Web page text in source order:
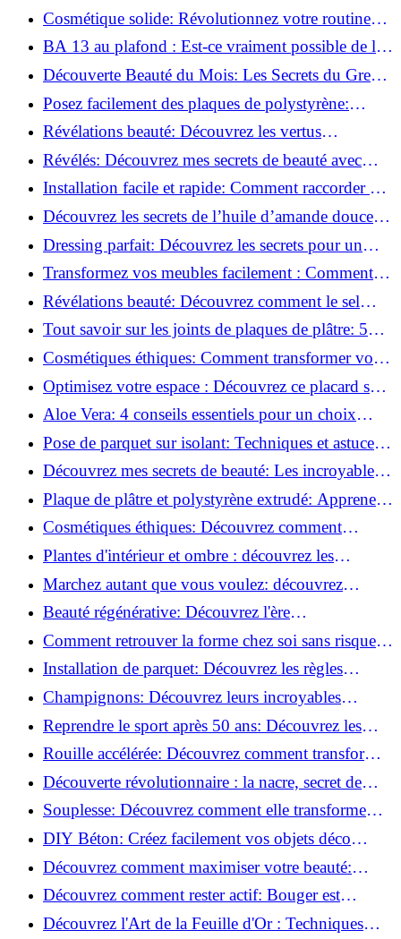
astuces incontournables!
Cosmétique solide: Révolutionnez votre routine
beauté pour zéro déchet!
BA 13 au plafond : Est-ce vraiment possible de les
coller ?
Découverte Beauté du Mois: Les Secrets du Green
Glamour !
Posez facilement des plaques de polystyrène:
Transformez votre plafond sans effort !
Révélations beauté: Découvrez les vertus
insoupçonnées de l'huile de coco!
Révélés: Découvrez mes secrets de beauté avec
l'huile de ricin!
Installation facile et rapide: Comment raccorder un
luminaire au plafond!
Découvrez les secrets de l’huile d’amande douce :
Pourquoi vous devez l'adopter!
Dressing parfait: Découvrez les secrets pour un
rangement optimal!
Transformez vos meubles facilement : Comment
installer des roulettes en un clin d'œil !
Révélations beauté: Découvrez comment le sel
transforme votre routine!
Tout savoir sur les joints de plaques de plâtre: 5
questions clés pour comprendre les fissures!
Cosmétiques éthiques: Comment transformer votre
routine beauté!
Optimisez votre espace : Découvrez ce placard sous
rampant à portes coulissantes!
Aloe Vera: 4 conseils essentiels pour un choix
parfait!
Pose de parquet sur isolant: Techniques et astuces
pour un sol parfait!
Découvrez mes secrets de beauté: Les incroyables
vertus du raisin!
Plaque de plâtre et polystyrène extrudé: Apprenez
à les coller efficacement!
Cosmétiques éthiques: Découvrez comment
transformer votre routine beauté!
Plantes d'intérieur et ombre : découvrez les
meilleures pour votre maison !
Marchez autant que vous voulez: découvrez
pourquoi c'est bénéfique!
Beauté régénérative: Découvrez l'ère
révolutionnaire de la cosmétique verte!
Comment retrouver la forme chez soi sans risque
de blessure: Techniques et conseils sûrs!
Installation de parquet: Découvrez les règles
essentielles à respecter!
Champignons: Découvrez leurs incroyables
pouvoirs antioxydants!
Reprendre le sport après 50 ans: Découvrez les
meilleures méthodes!
Rouille accélérée: Découvrez comment transformer
la corrosion en déco tendance!
Découverte révolutionnaire : la nacre, secret de
régénération inouï !
Souplesse: Découvrez comment elle transforme
votre performance sportive!
DIY Béton: Créez facilement vos objets déco
tendance!
Découvrez comment maximiser votre beauté:
Astuces et secrets révélés!
Découvrez comment rester actif: Bouger est
toujours possible!
Découvrez l'Art de la Feuille d'Or : Techniques